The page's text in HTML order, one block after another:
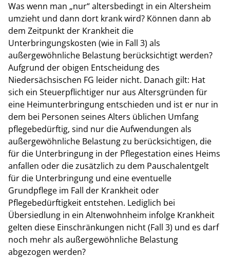
Was wenn man „nur“ altersbedingt in ein Altersheim
umzieht und dann dort krank wird? Können dann ab
dem Zeitpunkt der Krankheit die
Unterbringungskosten (wie in Fall 3) als
außergewöhnliche Belastung berücksichtigt werden?
Aufgrund der obigen Entscheidung des
Niedersächsischen FG leider nicht. Danach gilt: Hat
sich ein Steuerpflichtiger nur aus Altersgründen für
eine Heimunterbringung entschieden und ist er nur in
dem bei Personen seines Alters üblichen Umfang
pflegebedürftig, sind nur die Aufwendungen als
außergewöhnliche Belastung zu berücksichtigen, die
für die Unterbringung in der Pflegestation eines Heims
anfallen oder die zusätzlich zu dem Pauschalentgelt
für die Unterbringung und eine eventuelle
Grundpflege im Fall der Krankheit oder
Pflegebedürftigkeit entstehen. Lediglich bei
Übersiedlung in ein Altenwohnheim infolge Krankheit
gelten diese Einschränkungen nicht (Fall 3) und es darf
noch mehr als außergewöhnliche Belastung
abgezogen werden?